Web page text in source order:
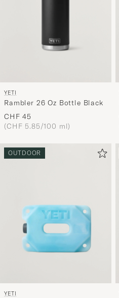
YETI
Rambler 26 Oz Bottle Black
CHF 45
(CHF 5.85/100 ml)
OUTDOOR
YETI